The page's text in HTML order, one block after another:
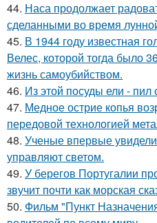
44. Наса продолжает
сделанными во время
45. В 1944 году известная
Велес, которой тогда было
жизнь самоубийством.
46. Из этой посуды ели - пил
47. Медное острие копья
передовой технологией
48. Ученые впервые
управляют светом.
49. У берегов Португалии
звучит почти как морская
50. Фильм "Пункт